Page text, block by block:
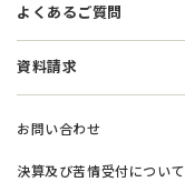
よくあるご質問
資料請求
お問い合わせ
決算及び苦情受付について